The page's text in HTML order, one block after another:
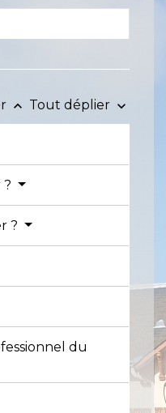
keyboard_arrow_up Tout déplier keyboard_arrow_down
?
du